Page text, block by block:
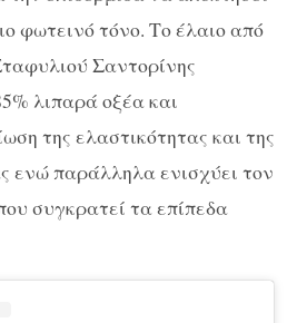
φωτεινό τόνο. Το έλαιο από
Σαντορίνης
λιπαρά οξέα και
της ελαστικότητας και της
ενώ παράλληλα ενισχύει τον
συγκρατεί τα επίπεδα